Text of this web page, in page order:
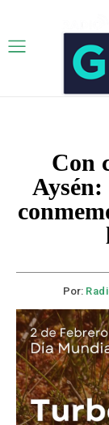
Con
Por: